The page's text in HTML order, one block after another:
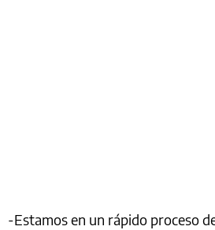
-Estamos en un rápido proceso